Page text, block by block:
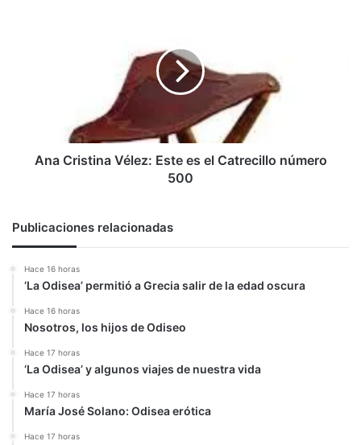
Ana Cristina Vélez: Este es el Catrecillo número
500
Publicaciones relacionadas
Hace 16 horas
‘La Odisea’ permitió a Grecia salir de la edad oscura
Hace 16 horas
Nosotros, los hijos de Odiseo
Hace 17 horas
‘La Odisea’ y algunos viajes de nuestra vida
Hace 17 horas
María José Solano: Odisea erótica
Hace 17 horas